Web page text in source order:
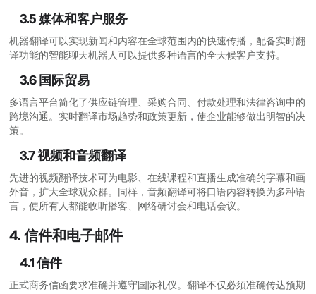
3.5 媒体和客户服务
机器翻译可以实现新闻和内容在全球范围内的快速传播，配备实时翻
译功能的智能聊天机器人可以提供多种语言的全天候客户支持。
3.6 国际贸易
多语言平台简化了供应链管理、采购合同、付款处理和法律咨询中的
跨境沟通。实时翻译市场趋势和政策更新，使企业能够做出明智的决
策。
3.7 视频和音频翻译
先进的视频翻译技术可为电影、在线课程和直播生成准确的字幕和画
外音，扩大全球观众群。同样，音频翻译可将口语内容转换为多种语
言，使所有人都能收听播客、网络研讨会和电话会议。
4. 信件和电子邮件
4.1 信件
正式商务信函要求准确并遵守国际礼仪。翻译不仅必须准确传达预期